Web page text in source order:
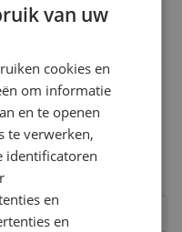
duurt het schrijven
de 3 en 10 minuten.
bezoekers een betere
maand kans op
7
van uw
cookies en
om informatie
en te openen
te verwerken,
identificatoren
en
en